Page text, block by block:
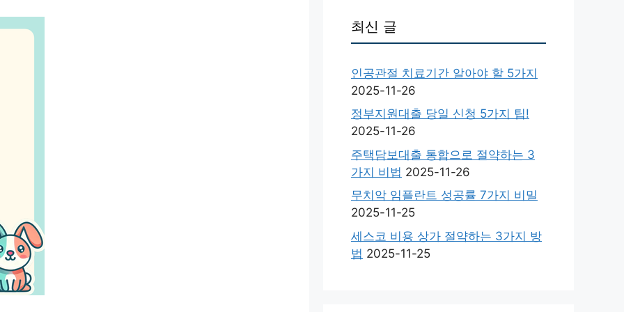
최신 글
인공관절 치료기간 알아야 할 5가지
2025-11-26
정부지원대출 당일 신청 5가지 팁!
2025-11-26
주택담보대출 통합으로 절약하는 3
가지 비법 2025-11-26
무치악 임플란트 성공률 7가지 비밀
2025-11-25
세스코 비용 상가 절약하는 3가지 방
법 2025-11-25